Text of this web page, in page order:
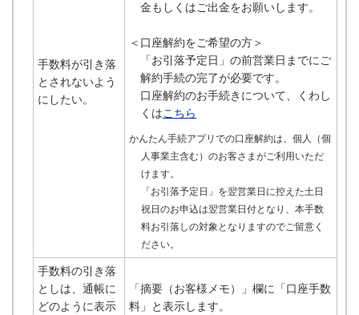
手数料が引き落
とされないよう
にしたい。
金もしくはご出金をお願いします。
＜口座解約をご希望の方＞
「お引落予定日」の前営業日までにご
解約手続の完了が必要です。
口座解約のお手続きについて、くわし
くはこちら
かんたん手続アプリでの口座解約は、個人（個
人事業主含む）のお客さまがご利用いただ
けます。
「お引落予定日」を翌営業日に控えた土日
祝日のお申込は翌営業日付となり、本手数
料お引落しの対象となりますのでご留意く
ださい。
手数料の引き落
としは、通帳に
どのように表示
「摘要（お客様メモ）」欄に「口座手数
料」と表示します。